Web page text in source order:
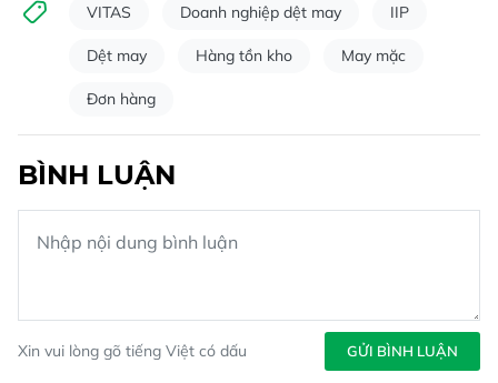
VITAS Doanh nghiệp dệt may IIP
Dệt may Hàng tồn kho May mặc
Đơn hàng
BÌNH LUẬN
Xin vui lòng gõ tiếng Việt có dấu GỬI BÌNH LUẬN